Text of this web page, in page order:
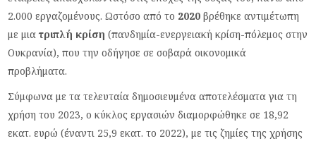
2.000 εργαζομένους. Ωστόσο από το 2020 βρέθηκε αντιμέτωπη
με μιατριπλή κρίση(πανδημία-ενεργειακή κρίση-πόλεμος στην
Ουκρανία), που την οδήγησε σε σοβαρά οικονομικά
προβλήματα.
Σύμφωνα με τα τελευταία δημοσιευμένα αποτελέσματα για τη
χρήση του 2023, ο κύκλος εργασιών διαμορφώθηκε σε 18,92
εκατ. ευρώ (έναντι 25,9 εκατ. το 2022), με τις ζημίες της χρήσης